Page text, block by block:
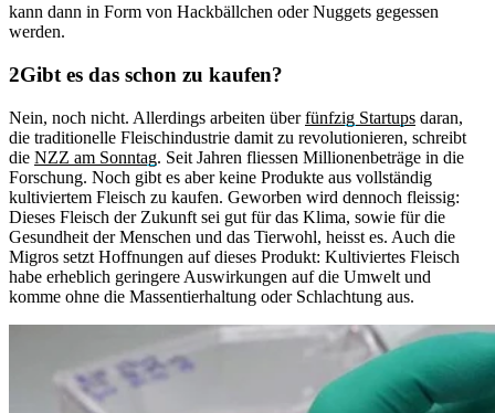
kann dann in Form von Hackbällchen oder Nuggets gegessen
werden.
Gibt es das schon zu kaufen?
Nein, noch nicht. Allerdings arbeiten überfünfzig Startups daran,
die traditionelle Fleischindustrie damit zu revolutionieren, schreibt
die NZZ am Sonntag. Seit Jahren fliessen Millionenbeträge in die
Forschung. Noch gibt es aber keine Produkte aus vollständig
kultiviertem Fleisch zu kaufen. Geworben wird dennoch fleissig:
Dieses Fleisch der Zukunft sei gut für das Klima, sowie für die
Gesundheit der Menschen und das Tierwohl, heisst es. Auch die
Migros setzt Hoffnungen auf dieses Produkt: Kultiviertes Fleisch
habe erheblich geringere Auswirkungen auf die Umwelt und
komme ohne die Massentierhaltung oder Schlachtung aus.